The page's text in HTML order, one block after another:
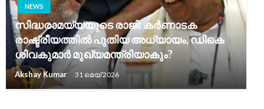
NEWS
സിദ്ധരാമയ്യയുടെ രാജി: കർണാടക
രാഷ്ട്രീയത്തിൽ പുതിയ അധ്യായം, ഡികെ
ശിവകുമാർ മുഖ്യമന്ത്രിയാകും?
Akshay Kumar 31 മെയ്‌ 2026